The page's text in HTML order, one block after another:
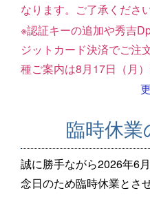
なります。ご了承ください
※認証キーの追加や秀吉
ジットカード決済でご注
種ご案内は8月17日（月）
臨時休
誠に勝手ながら2026年6
念日のため臨時休業とさ